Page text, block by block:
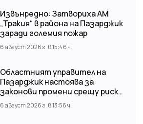
Извънредно: Затвориха АМ
„Тракия“ в района на Пазарджик
заради големия пожар
6 август 2026 г. в 15:46 ч.
Областният управител на
Пазарджик настоява за
законови промени срещу риска
от наводнения
6 август 2026 г. в 13:56 ч.